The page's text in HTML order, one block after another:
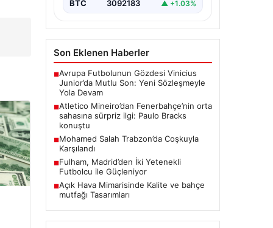
BTC 3092183 ▲ +1.03%
Son Eklenen Haberler
■Avrupa Futbolunun Gözdesi Vinicius
Junior’da Mutlu Son: Yeni Sözleşmeyle
Yola Devam
■Atletico Mineiro’dan Fenerbahçe’nin orta
sahasına sürpriz ilgi: Paulo Bracks
konuştu
■Mohamed Salah Trabzon’da Coşkuyla
Karşılandı
■Fulham, Madrid’den İki Yetenekli
Futbolcu ile Güçleniyor
■Açık Hava Mimarisinde Kalite ve bahçe
mutfağı Tasarımları